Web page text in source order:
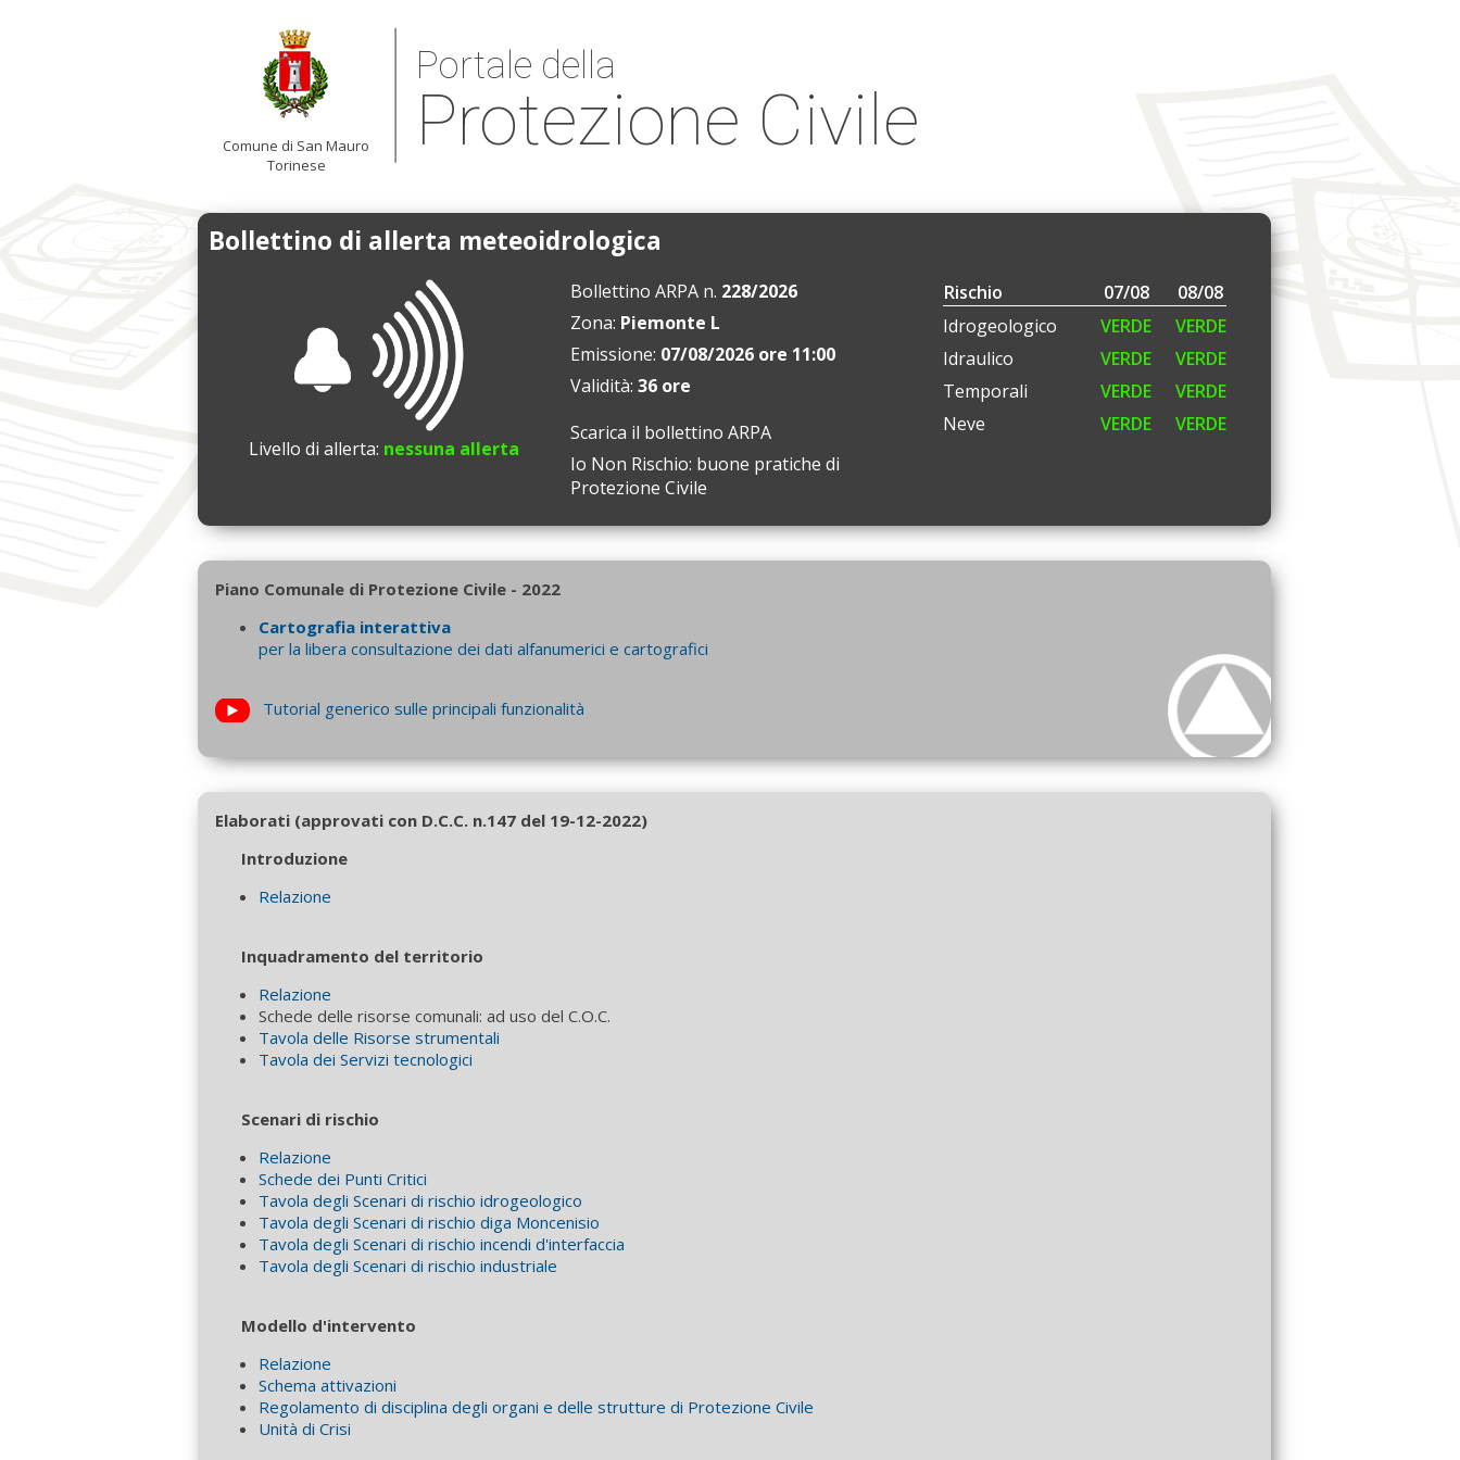
Comune di San Mauro
Torinese
Portale della
Protezione Civile
Bollettino di allerta meteoidrologica
Livello di allerta: nessuna allerta
Bollettino ARPA n. 228/2026
Zona: Piemonte L
Emissione: 07/08/2026 ore 11:00
Validità: 36 ore
Scarica il bollettino ARPA
Io Non Rischio: buone pratiche di
Protezione Civile
Rischio 07/08
08/08
Idrogeologico
VERDE
VERDE
Idraulico
VERDE
VERDE
Temporali
VERDE
VERDE
Neve
VERDE VERDE
Piano Comunale di Protezione Civile - 2022
Cartografia interattiva
per la libera consultazione dei dati alfanumerici e cartografici
Tutorial generico sulle principali funzionalità
Elaborati (approvati con D.C.C. n.147 del 19-12-2022)
Introduzione
Relazione
Inquadramento del territorio
Relazione
Schede delle risorse comunali: ad uso del C.O.C.
Tavola delle Risorse strumentali
Tavola dei Servizi tecnologici
Scenari di rischio
Relazione
Schede dei Punti Critici
Tavola degli Scenari di rischio idrogeologico
Tavola degli Scenari di rischio diga Moncenisio
Tavola degli Scenari di rischio incendi d'interfaccia
Tavola degli Scenari di rischio industriale
Modello d'intervento
Relazione
Schema attivazioni
Regolamento di disciplina degli organi e delle strutture di Protezione Civile
Unità di Crisi